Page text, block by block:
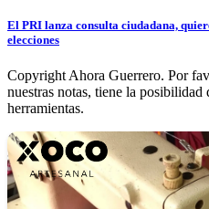
El PRI lanza consulta ciudadana,
elecciones
Copyright Ahora Guerrero. Por
nuestras notas, tiene la
herramientas.